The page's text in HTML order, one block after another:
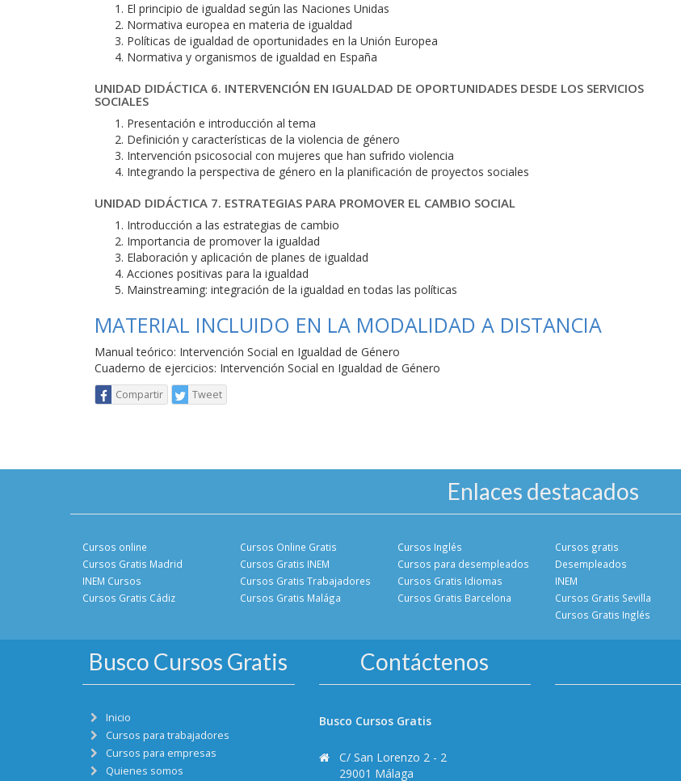
El principio de igualdad según las Naciones Unidas
Normativa europea en materia de igualdad
Políticas de igualdad de oportunidades en la Unión Europea
Normativa y organismos de igualdad en España
UNIDAD DIDÁCTICA 6. INTERVENCIÓN EN IGUALDAD DE OPORTUNIDADES DESDE LOS SERVICIOS
SOCIALES
Presentación e introducción al tema
Definición y características de la violencia de género
Intervención psicosocial con mujeres que han sufrido violencia
Integrando la perspectiva de género en la planificación de proyectos sociales
UNIDAD DIDÁCTICA 7. ESTRATEGIAS PARA PROMOVER EL CAMBIO SOCIAL
Introducción a las estrategias de cambio
Importancia de promover la igualdad
Elaboración y aplicación de planes de igualdad
Acciones positivas para la igualdad
Mainstreaming: integración de la igualdad en todas las políticas
MATERIAL INCLUIDO EN LA MODALIDAD A DISTANCIA
Manual teórico: Intervención Social en Igualdad de Género
Cuaderno de ejercicios: Intervención Social en Igualdad de Género
Compartir Tweet
Enlaces destacados
Cursos online
Cursos Gratis Madrid
INEM Cursos
Cursos Gratis Cádiz
Cursos Online Gratis
Cursos Gratis INEM
Cursos Gratis Trabajadores
Cursos Gratis Malága
Cursos Inglés
Cursos para desempleados
Cursos Gratis Idiomas
Cursos Gratis Barcelona
Cursos gratis
Desempleados
INEM
Cursos Gratis Sevilla
Cursos Gratis Inglés
Busco Cursos Gratis
Inicio
Cursos para trabajadores
Cursos para empresas
Quienes somos
Contáctenos
Busco Cursos Gratis
C/ San Lorenzo 2 - 2
29001 Málaga